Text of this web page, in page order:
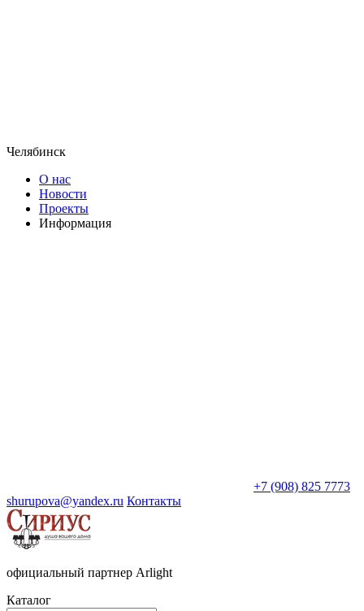
Челябинск
О нас
Новости
Проекты
Информация
+7 (908) 825 7773
shurupova@yandex.ru Контакты
официальный партнер Arlight
Каталог